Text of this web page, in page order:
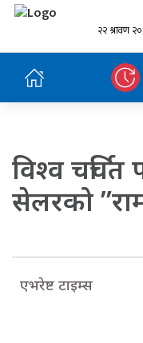
२२ श्रावण
विश्व चर्चित
सेलरको
एभरेष्ट टाइम्स